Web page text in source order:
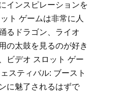
インスピレーションを
ト ゲームは非常に人
るドラゴン、ライオ
の太鼓を見るのが好き
ビデオ スロット ゲー
スティバル: ブースト
に魅了されるはずで